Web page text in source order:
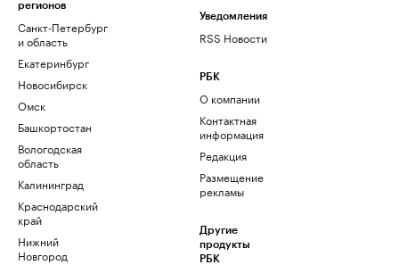
регионов
Санкт-Петербург
и область
Екатеринбург
Новосибирск
Омск
Башкортостан
Вологодская
область
Калининград
Краснодарский
край
Нижний
Новгород
Уведомления
RSS Новости
РБК
О компании
Контактная
информация
Редакция
Размещение
рекламы
Другие
продукты
РБК